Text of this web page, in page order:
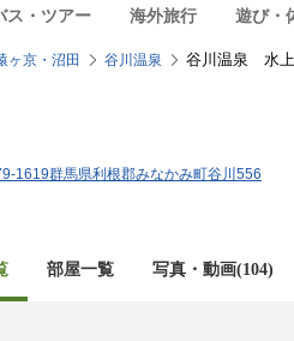
ス・ツアー 海外旅行 遊び・
ヶ京・沼田 谷川温泉 谷川温泉 水上
1619群馬県利根郡みなかみ町谷川556
部屋一覧 写真・動画(104)